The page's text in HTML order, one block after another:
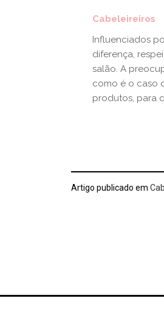
Cabeleireiros
Influenciados
diferença,
salão. A
como é o caso
produtos, para
Artigo publicado em